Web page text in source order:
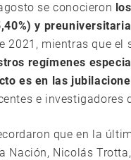
se conocieron
y
2021, mientras que
regímenes
es en las
e investigadores
que en la
Nación, Nicolás